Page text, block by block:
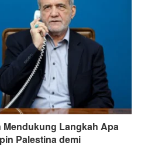
Langkah Apa
Palestina demi